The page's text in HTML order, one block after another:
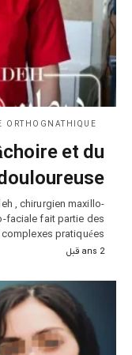
ORTHOGNATHIQUE
et du
?
, chirurgien maxillo-
faciale fait partie des
pratiquées…
2 ans قبل